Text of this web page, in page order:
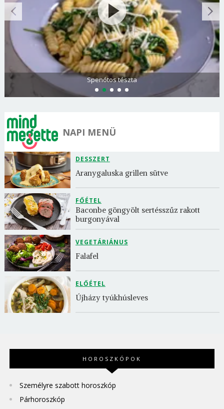
Olasz és görög paradicsomsaláta
NAPI MENÜ
DESSZERT
Aranygaluska grillen sütve
FŐÉTEL
Baconbe göngyölt sertésszűz rakott
burgonyával
VEGETÁRIÁNUS
Falafel
ELŐÉTEL
Újházy tyúkhúsleves
HOROSZKÓPOK
Személyre szabott horoszkóp
Párhoroszkóp